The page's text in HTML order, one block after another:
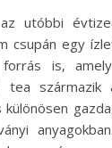
csupán egy
is,
származik